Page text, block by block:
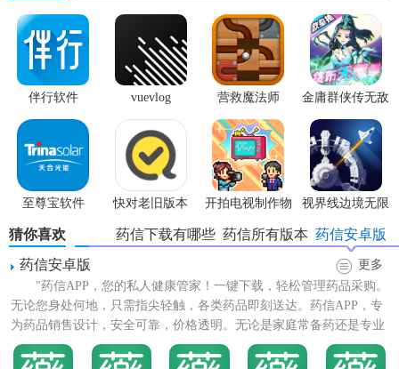
伴行软件 vuevlog 营救魔法师
金庸群侠传无敌
版
至尊宝软件 快对老旧版本
开拍电视制作物
语内置菜单版
视界线边境无限
科技点
猜你喜欢 药信安卓版
药信所有版本
药信下载有哪些
药信安卓版
更多
"药信APP，您的私人健康管家！一键下载，轻松管理药品采购。
无论您身处何地，只需指尖轻触，各类药品即刻送达。药信APP，专
为药品销售设计，安全可靠，价格透明。无论是家庭常备药还是专业
药品，我们一应俱全...